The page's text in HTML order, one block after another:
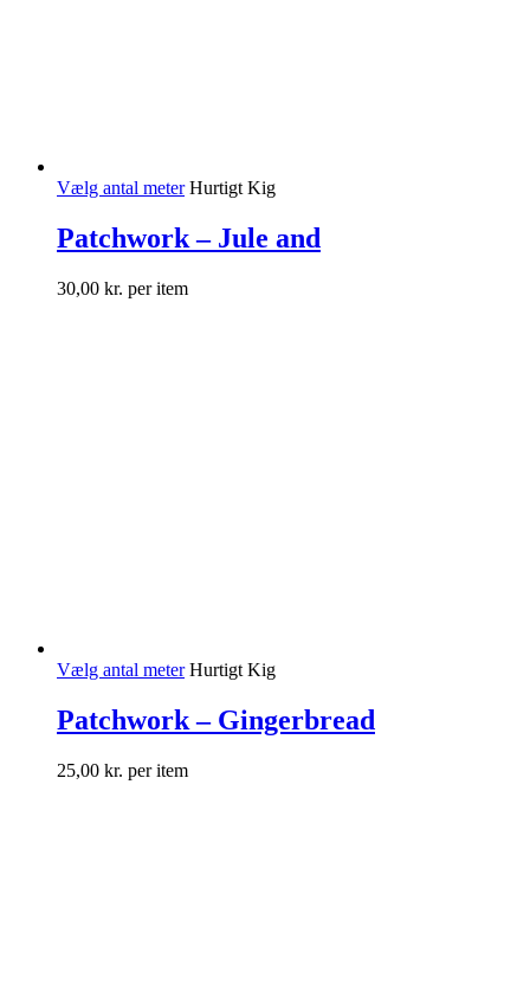
Vælg antal meter Hurtigt Kig
Patchwork – Jule and
30,00 kr. per item
Vælg antal meter Hurtigt Kig
Patchwork – Gingerbread
25,00 kr. per item